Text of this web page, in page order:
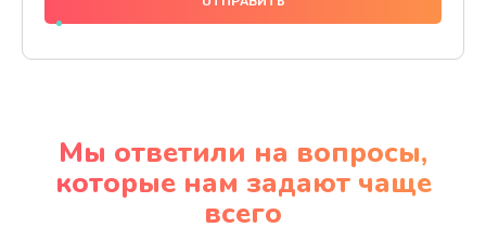
Заказать
Профилактическая чистка
Мы ответили на вопросы,
которые нам задают чаще
всего